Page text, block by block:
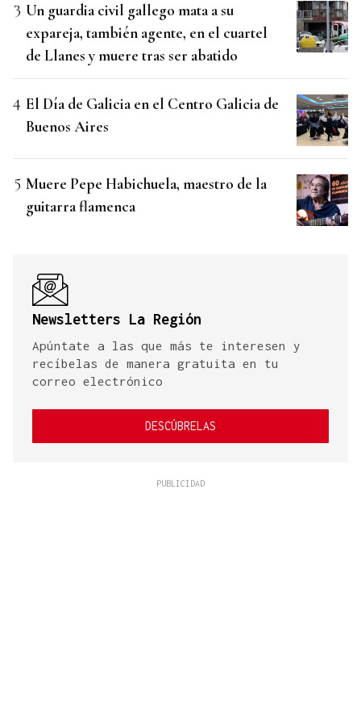
Un guardia civil gallego mata a su
expareja, también agente, en el cuartel
de Llanes y muere tras ser abatido
El Día de Galicia en el Centro Galicia de
Buenos Aires
Muere Pepe Habichuela, maestro de la
guitarra flamenca
Newsletters La Región
Apúntate a las que más te interesen y
recíbelas de manera gratuita en tu
correo electrónico
DESCÚBRELAS